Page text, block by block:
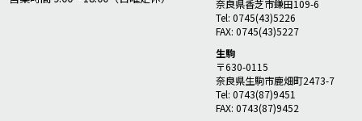
奈良県香芝市鎌田109-6
Tel: 0745(43)5226
FAX: 0745(43)5227
生駒
〒630-0115
奈良県生駒市鹿畑町2473-7
Tel: 0743(87)9451
FAX: 0743(87)9452